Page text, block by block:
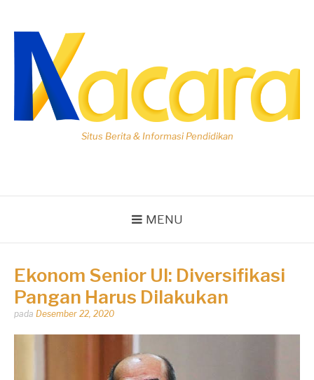
konten
Situs Berita & Informasi Pendidikan
MENU
Ekonom Senior UI: Diversifikasi
Pangan Harus Dilakukan
Dipos
pada Desember 22, 2020